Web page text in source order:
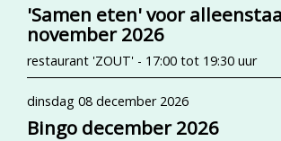
'Samen eten' voor
november 2026
restaurant 'ZOUT' - 17:00 tot 19:30 uur
dinsdag 08 december 2026
Bingo december 2026